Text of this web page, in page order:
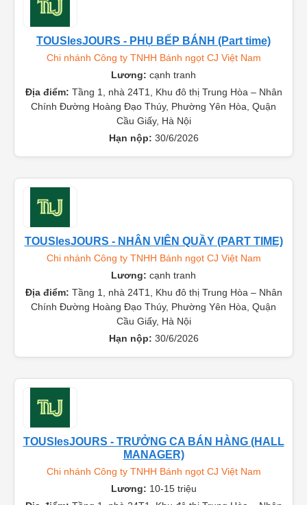
TOUSlesJOURS - PHỤ BẾP BÁNH (Part time)
Chi nhánh Công ty TNHH Bánh ngọt CJ Việt Nam
Lương:cạnh tranh
Địa điểm:Tầng 1, nhà 24T1, Khu đô thị Trung Hòa – Nhân
Chính Đường Hoàng Đạo Thúy, Phường Yên Hòa, Quận
Cầu Giấy, Hà Nội
Hạn nộp:30/6/2026
TOUSlesJOURS - NHÂN VIÊN QUẦY (PART TIME)
Chi nhánh Công ty TNHH Bánh ngọt CJ Việt Nam
Lương:cạnh tranh
Địa điểm:Tầng 1, nhà 24T1, Khu đô thị Trung Hòa – Nhân
Chính Đường Hoàng Đạo Thúy, Phường Yên Hòa, Quận
Cầu Giấy, Hà Nội
Hạn nộp:30/6/2026
TOUSlesJOURS - TRƯỞNG CA BÁN HÀNG (HALL
MANAGER)
Chi nhánh Công ty TNHH Bánh ngọt CJ Việt Nam